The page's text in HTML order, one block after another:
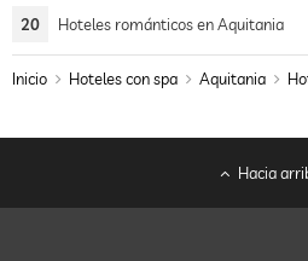
20 Hoteles románticos en Aquitania
Inicio Hoteles con spa Aquitania
Hacia